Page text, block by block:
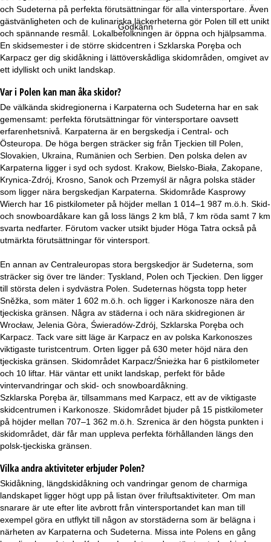
Godkänn
a
och Sudeterna på perfekta förutsättningar för alla vintersportare. Även
gästvänligheten och de kulinariska läckerheterna gör Polen till ett unikt
och spännande resmål. Lokalbefolkningen är öppna och hjälpsamma.
En skidsemester i de större skidcentren i Szklarska Poręba och
Karpacz ger dig skidåkning i lättöverskådliga skidområden, omgivet av
ett idylliskt och unikt landskap.
Var i Polen kan man åka skidor?
De välkända skidregionerna i Karpaterna och Sudeterna har en sak
gemensamt: perfekta förutsättningar för vintersportare oavsett
erfarenhetsnivå. Karpaterna är en bergskedja i Central- och
Östeuropa. De höga bergen sträcker sig från Tjeckien till Polen,
Slovakien, Ukraina, Rumänien och Serbien. Den polska delen av
Karpaterna ligger i syd och sydost. Krakow, Bielsko-Biała, Zakopane,
Krynica-Zdrój, Krosno, Sanok och Przemyśl är några polska städer
som ligger nära bergskedjan Karpaterna. Skidområde Kasprowy
Wierch har 16 pistkilometer på höjder mellan 1 014–1 987 m.ö.h. Skid-
och snowboardåkare kan gå loss längs 2 km blå, 7 km röda samt 7 km
svarta nedfarter. Förutom vacker utsikt bjuder Höga Tatra också på
utmärkta förutsättningar för vintersport.
En annan av Centraleuropas stora bergskedjor är Sudeterna, som
sträcker sig över tre länder: Tyskland, Polen och Tjeckien. Den ligger
till största delen i sydvästra Polen. Sudeternas högsta topp heter
Sněžka, som mäter 1 602 m.ö.h. och ligger i Karkonosze nära den
tjeckiska gränsen. Några av städerna i och nära skidregionen är
Wrocław, Jelenia Gòra, Świeradów-Zdrój, Szklarska Poręba och
Karpacz. Tack vare sitt läge är Karpacz en av polska Karkonoszes
viktigaste turistcentrum. Orten ligger på 630 meter höjd nära den
tjeckiska gränsen. Skidområdet Karpacz/Śnieżka har 6 pistkilometer
och 10 liftar. Här väntar ett unikt landskap, perfekt för både
vintervandringar och skid- och snowboardåkning.
Szklarska Poręba är, tillsammans med Karpacz, ett av de viktigaste
skidcentrumen i Karkonosze. Skidområdet bjuder på 15 pistkilometer
på höjder mellan 707–1 362 m.ö.h. Szrenica är den högsta punkten i
skidområdet, där får man uppleva perfekta förhållanden längs den
polsk-tjeckiska gränsen.
Vilka andra aktiviteter erbjuder Polen?
Skidåkning, längdskidåkning och vandringar genom de charmiga
landskapet ligger högt upp på listan över friluftsaktiviteter. Om man
snarare är ute efter lite avbrott från vintersportandet kan man till
exempel göra en utflykt till någon av storstäderna som är belägna i
närheten av Karpaterna och Sudeterna. Missa inte Polens en gång